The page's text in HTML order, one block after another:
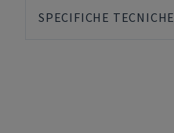
SPECIFICHE TECNICHE